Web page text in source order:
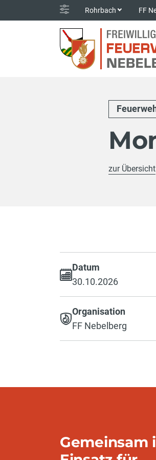
Rohrbach FF
zur Übersicht
Datum
30.10.2026
Organisation
FF Nebelberg
Gemeinsam